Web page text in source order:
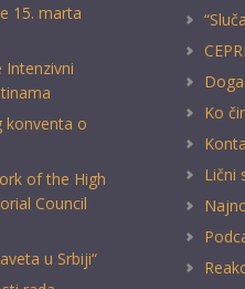
15. marta
Intenzivni
konventa o
of the High
Council
u Srbiji“
Ko
Lični